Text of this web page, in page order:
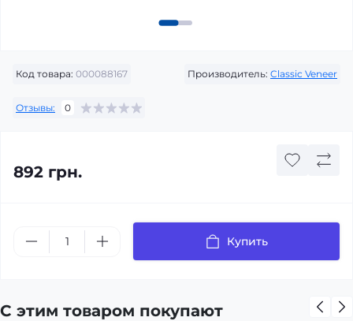
Код товара: 000088167 Производитель: Classic Veneer
Отзывы: 0
892 грн.
Купить
С этим товаром покупают